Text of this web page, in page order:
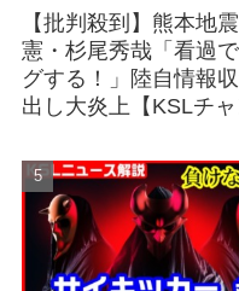
【批判殺到】熊本地
憲・杉尾秀哉「看過
グする！」陸自情報
出し大炎上【KSLチャ